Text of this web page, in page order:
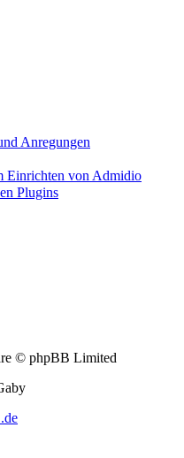
Anregungen
Einrichten von Admidio
Plugins
© phpBB Limited